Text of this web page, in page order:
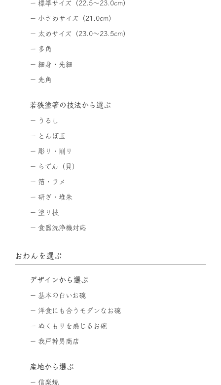
標準サイズ（22.5〜23.0cm）
小さめサイズ（21.0cm）
太めサイズ（23.0〜23.5cm）
多角
細身・先細
先角
若狭塗箸の技法から選ぶ
うるし
とんぼ玉
彫り・削り
らでん（貝）
箔・ラメ
研ぎ・堆朱
塗り技
食器洗浄機対応
おわんを選ぶ
デザインから選ぶ
基本の白いお碗
洋食にも合うモダンなお碗
ぬくもりを感じるお碗
我戸幹男商店
産地から選ぶ
信楽焼